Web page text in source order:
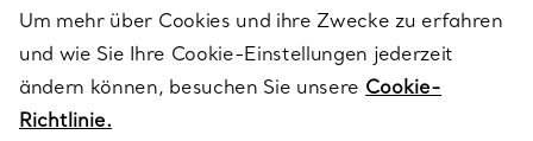
RECHTLICHE HINWEISE
FOLGEN SIE UNS
Um mehr über Cookies und ihre Zwecke zu erfahren
und wie Sie Ihre Cookie-Einstellungen jederzeit
ändern können, besuchen Sie unsere Cookie-
Richtlinie.